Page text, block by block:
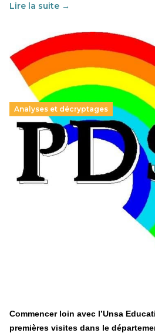
Lire la suite →
Analyses et décryptages
Hongrie : du changement
éducatives, aussi !
25 juin 2026
En Hongrie, le conservateur
Tisza "Respect et liberté" ont
contre le premier ministre sortant,
Commencer loin avec l’Unsa
premières visites dans le